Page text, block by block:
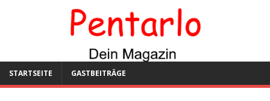
STARTSEITE GASTBEITRÄGE